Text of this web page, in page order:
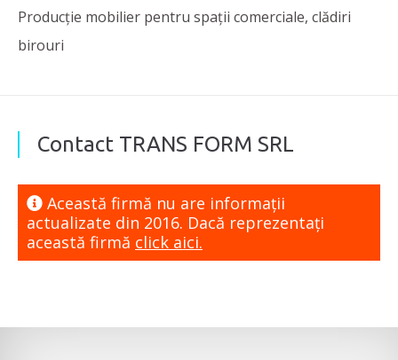
Producție mobilier pentru spații comerciale, clădiri
birouri
Contact TRANS FORM SRL
Această firmă nu are informaţii
actualizate din 2016. Dacă reprezentaţi
această firmă click aici.